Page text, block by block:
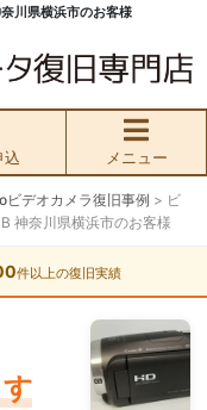
川県横浜市のお客様
込 メニュー
ビデオカメラ復旧事例 > ビ
神奈川県横浜市のお客様
件以上の復旧実績